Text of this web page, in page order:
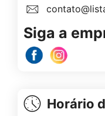
Siga a
Horário